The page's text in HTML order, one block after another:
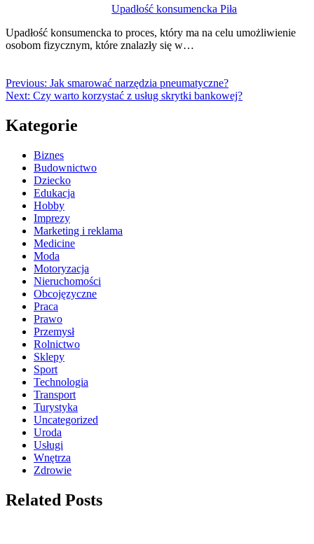
Upadłość konsumencka Piła
Upadłość konsumencka to proces, który ma na celu umożliwienie
osobom fizycznym, które znalazły się w…
Previous: Jak smarować narzędzia pneumatyczne?
Next: Czy warto korzystać z usług skrytki bankowej?
Kategorie
Biznes
Budownictwo
Dziecko
Edukacja
Hobby
Imprezy
Marketing i reklama
Medicine
Moda
Motoryzacja
Nieruchomości
Obcojęzyczne
Praca
Prawo
Przemysł
Rolnictwo
Sklepy
Sport
Technologia
Transport
Turystyka
Uncategorized
Uroda
Usługi
Wnętrza
Zdrowie
Related Posts